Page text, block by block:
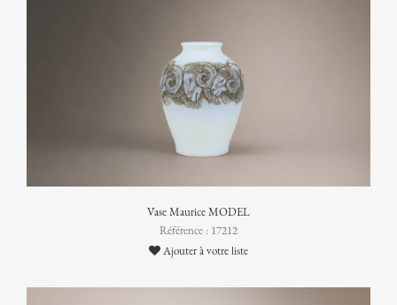
Vase Maurice MODEL
Référence : 17212
Ajouter à votre liste